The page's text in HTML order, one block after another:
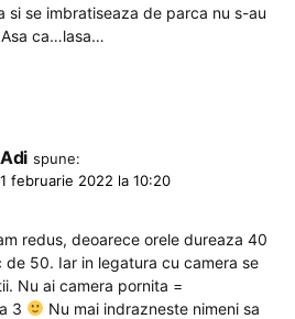
si se imbratiseaza de parca nu s-au
ca…lasa…
Adi spune:
1 februarie 2022 la 10:20
redus, deoarece orele dureaza 40
de 50. Iar in legatura cu camera se
Nu ai camera pornita =
3
Nu mai indrazneste nimeni sa